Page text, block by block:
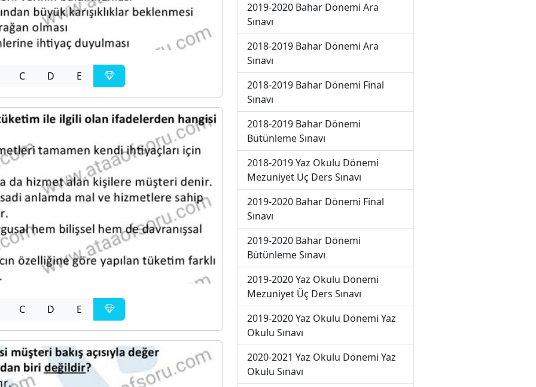
C D E
C D E
2019-2020 Bahar Dönemi Ara
Sınavı
2018-2019 Bahar Dönemi Ara
Sınavı
2018-2019 Bahar Dönemi Final
Sınavı
2018-2019 Bahar Dönemi
Bütünleme Sınavı
2018-2019 Yaz Okulu Dönemi
Mezuniyet Üç Ders Sınavı
2019-2020 Bahar Dönemi Final
Sınavı
2019-2020 Bahar Dönemi
Bütünleme Sınavı
2019-2020 Yaz Okulu Dönemi
Mezuniyet Üç Ders Sınavı
2019-2020 Yaz Okulu Dönemi Yaz
Okulu Sınavı
2020-2021 Yaz Okulu Dönemi Yaz
Okulu Sınavı